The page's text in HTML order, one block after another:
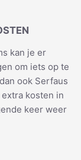
kan je er
om iets op te
ook Serfaus
kosten in
keer weer